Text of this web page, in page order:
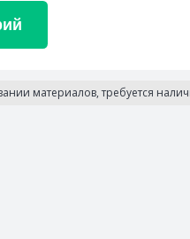
материалов, требуется